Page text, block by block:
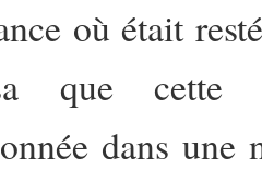
où était
que cette
dans